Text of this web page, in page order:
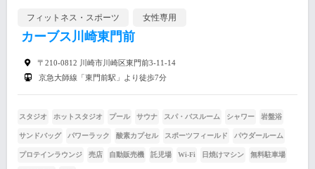
フィットネス・スポーツ 女性専用
カーブス川崎東門前
〒210-0812 川崎市川崎区東門前3-11-14
京急大師線「東門前駅」より徒歩7分
スタジオ ホットスタジオ プール サウナ スパ・バスルーム シャワー 岩盤浴
サンドバッグ パワーラック 酸素カプセル スポーツフィールド パウダールーム
プロテインラウンジ 売店 自動販売機 託児場 Wi-Fi 日焼けマシン 無料駐車場